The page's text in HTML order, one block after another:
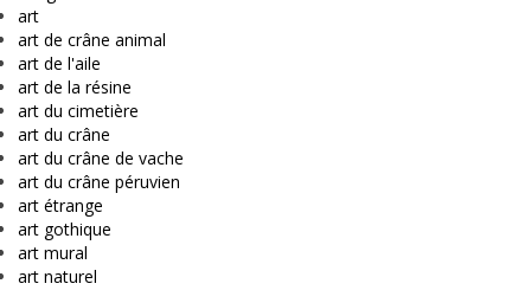
art
art de crâne animal
art de l'aile
art de la résine
art du cimetière
art du crâne
art du crâne de vache
art du crâne péruvien
art étrange
art gothique
art mural
art naturel